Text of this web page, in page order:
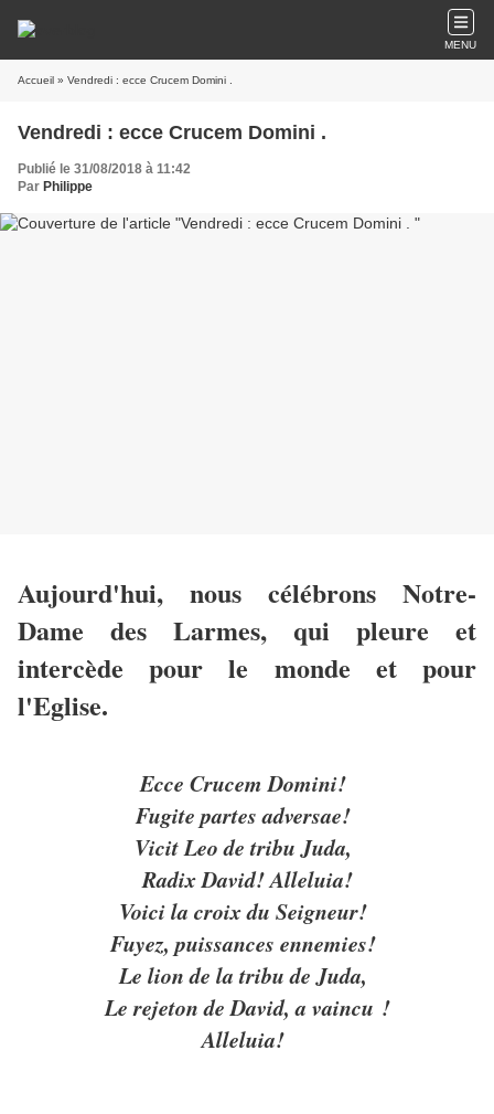
MENU
Accueil » Vendredi : ecce Crucem Domini .
Vendredi : ecce Crucem Domini .
Publié le 31/08/2018 à 11:42
Par Philippe
Aujourd'hui, nous célébrons Notre-
Dame des Larmes, qui pleure et
intercède pour le monde et pour
l'Eglise.
Ecce Crucem Domini!
Fugite partes adversae!
Vicit Leo de tribu Juda,
Radix David! Alleluia!
Voici la croix du Seigneur!
Fuyez, puissances ennemies!
Le lion de la tribu de Juda,
Le rejeton de David, a vaincu !
Alleluia!